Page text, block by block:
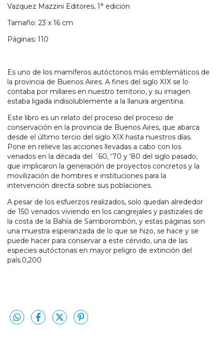
Vazquez Mazzini Editores, 1° edición
Tamaño: 23 x 16 cm
Páginas: 110
Es uno de los mamíferos autóctonos más emblemáticos de
la provincia de Buenos Aires. A fines del siglo XIX se lo
contaba por millares en nuestro territorio, y su imagen
estaba ligada indisolublemente a la llanura argentina.
Este libro es un relato del proceso del proceso de
conservación en la provincia de Buenos Aires, que abarca
desde el último tercio del siglo XIX hasta nuestros días.
Pone en relieve las acciones llevadas a cabo con los
venados en la década del ´60, '70 y '80 del siglo pasado,
que implicaron la generación de proyectos concretos y la
movilización de hombres e instituciones para la
intervención directa sobre sus poblaciones.
A pesar de los esfuerzos realizados, solo quedan alrededor
de 150 venados viviendo en los cangrejales y pastizales de
la costa de la Bahía de Samborombón, y estas páginas son
una muestra esperanzada de lo que se hizo, se hace y se
puede hacer para conservar a este cérvido, una de las
especies autóctonas en mayor peligro de extinción del
país.0,200